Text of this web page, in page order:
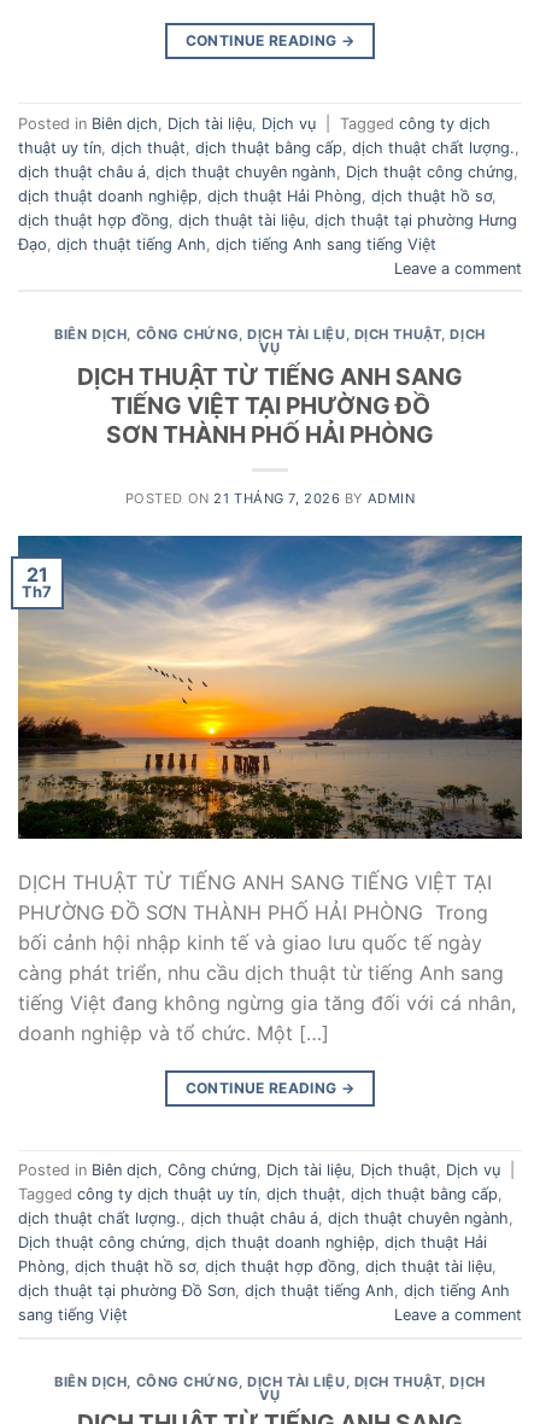
CONTINUE READING →
Posted in Biên dịch Dịch tài liệu Dịch vụ Tagged công ty dịch
thuật uy tín dịch thuật dịch thuật bằng cấp dịch thuật chất lượng.
dịch thuật châu á dịch thuật chuyên ngành Dịch thuật công chứng
dịch thuật doanh nghiệp dịch thuật Hải Phòng dịch thuật hồ sơ,
dịch thuật hợp đồng dịch thuật tài liệu dịch thuật tại phường Hưng
Đạo dịch thuật tiếng Anh dịch tiếng Anh sang tiếng Việt
Leave a comment
BIÊN DỊCH, CÔNG CHỨNG,DỊCH TÀI LIỆU, DỊCH THUẬT,DỊCH
VỤ
DỊCH THUẬT TỪ TIẾNG ANH SANG
TIẾNG VIỆT TẠI PHƯỜNG ĐỒ
SƠN THÀNH PHỐ HẢI PHÒNG
POSTED ON21 THÁNG 7, 2026 BY ADMIN
21
Th7
DỊCH THUẬT TỪ TIẾNG ANH SANG TIẾNG VIỆT TẠI
PHƯỜNG ĐỒ SƠN THÀNH PHỐ HẢI PHÒNG Trong
bối cảnh hội nhập kinh tế và giao lưu quốc tế ngày
càng phát triển, nhu cầu dịch thuật từ tiếng Anh sang
tiếng Việt đang không ngừng gia tăng đối với cá nhân,
doanh nghiệp và tổ chức. Một […]
CONTINUE READING →
Posted in Biên dịch, Công chứng, Dịch tài liệu, Dịch thuật, Dịch vụ
Tagged công ty dịch thuật uy tín, dịch thuật, dịch thuật bằng cấp,
dịch thuật chất lượng., dịch thuật châu á, dịch thuật chuyên ngành,
Dịch thuật công chứng, dịch thuật doanh nghiệp, dịch thuật Hải
Phòng, dịch thuật hồ sơ, dịch thuật hợp đồng, dịch thuật tài liệu,
dịch thuật tại phường Đồ Sơn, dịch thuật tiếng Anh, dịch tiếng Anh
sang tiếng Việt
Leave a comment
BIÊN DỊCH, CÔNG CHỨNG,DỊCH TÀI LIỆU, DỊCH THUẬT,DỊCH
VỤ